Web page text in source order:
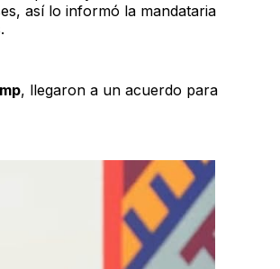
así lo informó la mandataria
, llegaron a un acuerdo para